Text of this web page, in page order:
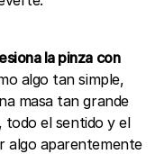
la pinza con
algo tan simple,
masa tan grande
todo el sentido y el
algo aparentemente